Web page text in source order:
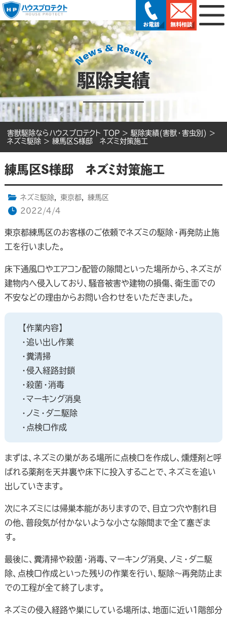
駆除実績
害獣駆除ならハウスプロテクト TOP > 駆除実績(害獣・害虫別) >
ネズミ駆除 > 練馬区S様邸 ネズミ対策施工
練馬区S様邸 ネズミ対策施工
ネズミ駆除, 東京都,
練馬区
2022/4/4
東京都練馬区のお客様のご依頼でネズミの駆除・再発防止施
工を行いました。
床下通風口やエアコン配管の隙間といった場所から、ネズミが
建物内へ侵入しており、騒音被害や建物の損傷、衛生面での
不安などの理由からお問い合わせをいただきました。
【作業内容】
・追い出し作業
・糞清掃
・侵入経路封鎖
・殺菌・消毒
・マーキング消臭
・ノミ・ダニ駆除
・点検口作成
まずは、ネズミの巣がある場所に点検口を作成し、燻煙剤と呼
ばれる薬剤を天井裏や床下に投入することで、ネズミを追い
出していきます。
次にネズミには帰巣本能がありますので、目立つ穴や割れ目
の他、普段気が付かないような小さな隙間まで全て塞ぎま
す。
最後に、糞清掃や殺菌・消毒、マーキング消臭、ノミ・ダニ駆
除、点検口作成といった残りの作業を行い、駆除～再発防止ま
での工程が全て終了します。
ネズミの侵入経路や巣にしている場所は、地面に近い１階部分